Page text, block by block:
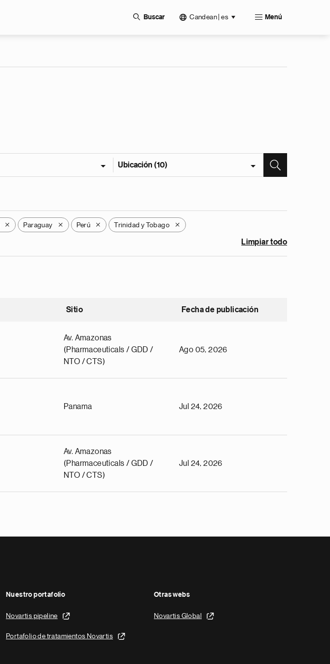
Buscar Candean | es Menú
Ubicación (10)
X Paraguay X Perú X Trinidad y Tobago X
Limpiar todo
Sitio Fecha de publicación
Av. Amazonas
(Pharmaceuticals / GDD /
NTO / CTS)
Ago 05, 2026
Panama Jul 24, 2026
Av. Amazonas
(Pharmaceuticals / GDD /
NTO / CTS)
Jul 24, 2026
Nuestro portafolio
Novartis pipeline
Portafolio de tratamientos Novartis
Otras webs
Novartis Global